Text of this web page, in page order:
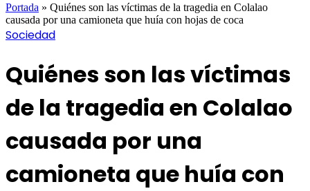
Portada » Quiénes son las víctimas de la tragedia en Colalao
causada por una camioneta que huía con hojas de coca
Sociedad
Quiénes son las víctimas
de la tragedia en Colalao
causada por una
camioneta que huía con